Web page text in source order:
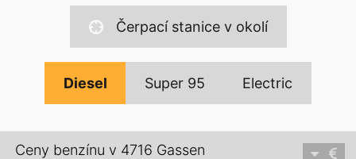
Čerpací stanice v okolí
Diesel Super 95 Electric
Ceny benzínu v 4716 Gassen